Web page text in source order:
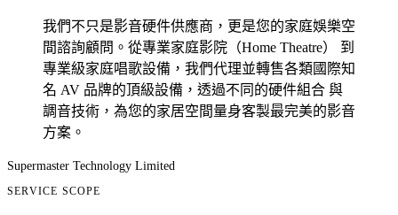
我們不只是影音硬件供應商，更是您的家庭娛樂空
間諮詢顧問。從專業家庭影院（Home Theatre） 到
專業級家庭唱歌設備，我們代理並轉售各類國際知
名 AV 品牌的頂級設備，透過不同的硬件組合 與
調音技術，為您的家居空間量身客製最完美的影音
方案。
Supermaster Technology Limited
SERVICE SCOPE